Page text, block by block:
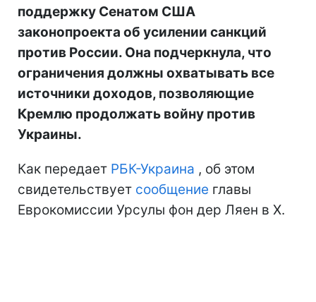
поддержку Сенатом США
законопроекта об усилении санкций
против России. Она подчеркнула, что
ограничения должны охватывать все
источники доходов, позволяющие
Кремлю продолжать войну против
Украины.
Как передает РБК-Украина , об этом
свидетельствует сообщение главы
Еврокомиссии Урсулы фон дер Ляен в Х.